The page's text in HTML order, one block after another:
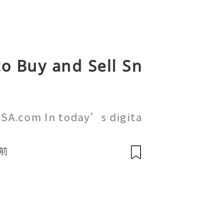
Buy and Sell Sn
In today’s digita
Snapch